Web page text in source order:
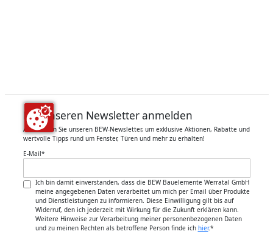
Für unseren Newsletter anmelden
Abonnieren Sie unseren BEW-Newsletter, um exklusive Aktionen, Rabatte und
wertvolle Tipps rund um Fenster, Türen und mehr zu erhalten!
E-Mail*
Ich bin damit einverstanden, dass die BEW Bauelemente Werratal GmbH
meine angegebenen Daten verarbeitet um mich per Email über Produkte
und Dienstleistungen zu informieren. Diese Einwilligung gilt bis auf
Widerruf, den ich jederzeit mit Wirkung für die Zukunft erklären kann.
Weitere Hinweise zur Verarbeitung meiner personenbezogenen Daten
und zu meinen Rechten als betroffene Person finde ich hier.*